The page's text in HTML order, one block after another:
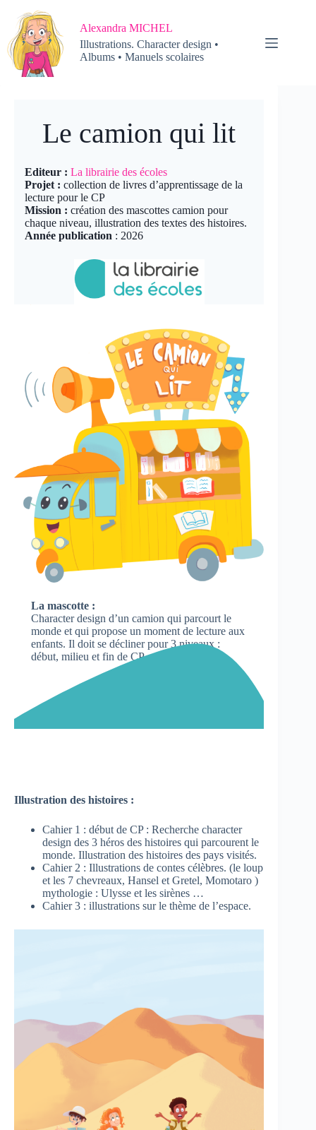
contenu
Alexandra MICHEL
Illustrations. Character design •
Albums • Manuels scolaires
Le camion qui lit
Editeur : La librairie des écoles
Projet : collection de livres d’apprentissage de la
lecture pour le CP
Mission : création des mascottes camion pour
chaque niveau, illustration des textes des histoires.
Année publication : 2026
La mascotte :
Character design d’un camion qui parcourt le
monde et qui propose un moment de lecture aux
enfants. Il doit se décliner pour 3 niveaux :
début, milieu et fin de CP
Illustration des histoires :
Cahier 1 : début de CP : Recherche character
design des 3 héros des histoires qui parcourent le
monde. Illustration des histoires des pays visités.
Cahier 2 : Illustrations de contes célèbres. (le loup
et les 7 chevreaux, Hansel et Gretel, Momotaro )
mythologie : Ulysse et les sirènes …
Cahier 3 : illustrations sur le thème de l’espace.